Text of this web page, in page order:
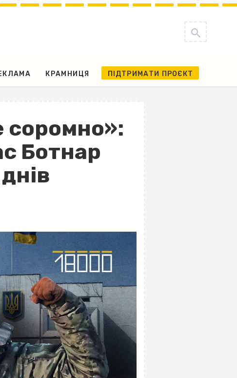
КРАМНИЦЯ ПІДТРИМАТИ ПРОЄКТ
соромно»:
Ботнар